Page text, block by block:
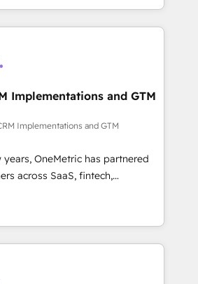
global companies in building
sales, and customer success
we combine human insight
team designs solutions
boost performance, and
🌍 Highlights •
2012 • 2022 EMEA Impact
• 150+ successful HubSpot
30+ industries • Proprietary
• Multilingual team:
& Italian 👉 Grow
HubSpot.
Implementations and GTM
Implementations and GTM
OneMetric has partnered
across SaaS, fintech,
and other industries. With
experts, we deliver scalable
GTM and RevOps challenges.
🔹 Migrations: